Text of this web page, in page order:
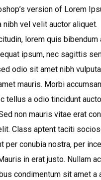
version of Lorem
nibh vel velit auctor aliquet.
lorem quis bibendum
ipsum, nec sagittis
odio sit amet nibh
mauris. Morbi
tellus a odio tincidunt
non mauris vitae erat
Class aptent taciti
per conubia nostra, per
in erat justo. Nullam
condimentum sit amet a